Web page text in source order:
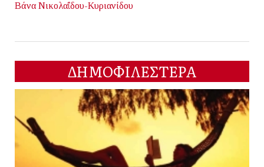
Βάνα Νικολαΐδου-Κυριανίδου
ΔΗΜΟΦΙΛΕΣΤΕΡΑ